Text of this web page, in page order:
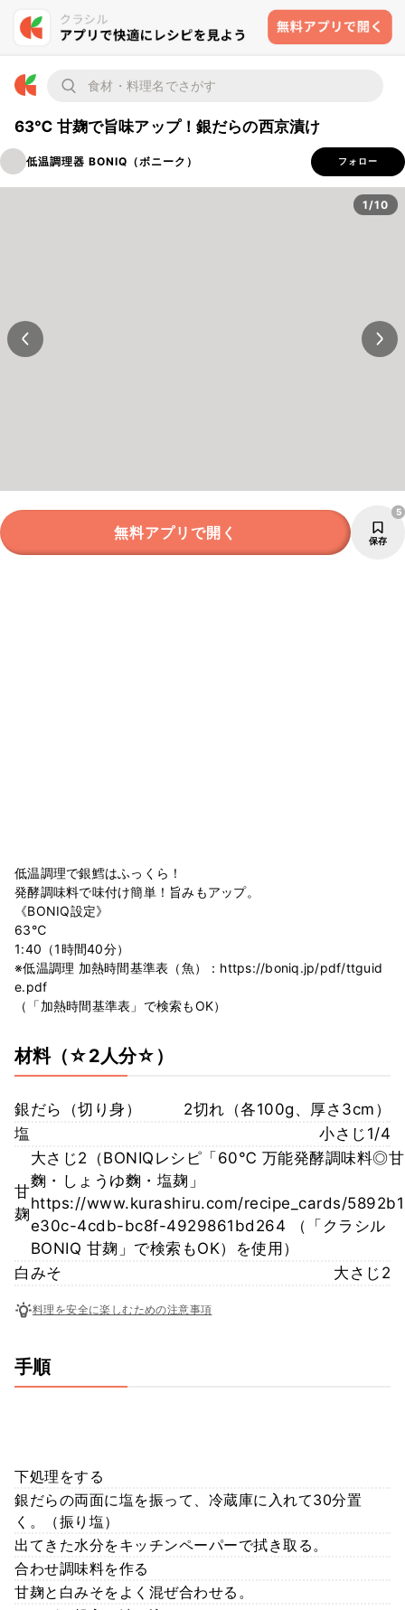
63℃ 甘麹で旨味アップ！銀だらの西京漬け
低温調理器 BONIQ（ボニーク） フォロー
1/10
無料アプリで開く 保存
5
低温調理で銀鱈はふっくら！
発酵調味料で味付け簡単！旨みもアップ。
《BONIQ設定》
63℃
1:40（1時間40分）
※低温調理 加熱時間基準表（魚）：https://boniq.jp/pdf/ttguid
e.pdf
（「加熱時間基準表」で検索もOK）
材料（☆2人分☆）
銀だら（切り身）
2切れ（各100g、厚さ3cm）
塩
小さじ1/4
甘
麹
大さじ2（BONIQレシピ「60℃ 万能発酵調味料◎甘
麴・しょうゆ麴・塩麹」
https://www.kurashiru.com/recipe_cards/
e30c-4cdb-bc8f-4929861bd264 （「クラシル
BONIQ 甘麹」で検索もOK）を使用）
白みそ
大さじ2
料理を安全に楽しむための注意事項
手順
下処理をする
銀だらの両面に塩を振って、冷蔵庫に入れて30分置
く。（振り塩）
出てきた水分をキッチンペーパーで拭き取る。
合わせ調味料を作る
甘麹と白みそをよく混ぜ合わせる。